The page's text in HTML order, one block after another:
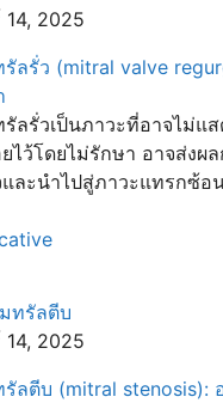
2025
ลรั่ว (mitral valve
ลรั่วเป็นภาวะที่อาจไม่แส
ไว้โดยไม่รักษา อาจส่งผ
ละนำไปสู่ภาวะแทรกซ้อ
2025
ลตีบ (mitral stenosis):